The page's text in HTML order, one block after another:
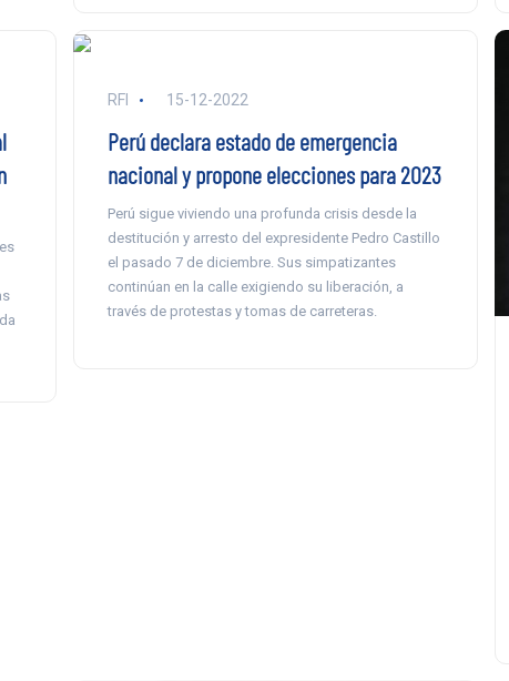
RFI 15-12-2022
Perú declara estado de emergencia
nacional y propone elecciones para 2023
Perú sigue viviendo una profunda crisis desde la
destitución y arresto del expresidente Pedro Castillo
el pasado 7 de diciembre. Sus simpatizantes
continúan en la calle exigiendo su liberación, a
través de protestas y tomas de carreteras.